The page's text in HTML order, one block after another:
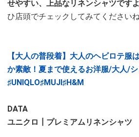
せやすい、上品なリネンシャツですよ
ひ店頭でチェックしてみてくださいね
【大人の普段着】大人のヘビロテ服
か素敵！夏まで使えるお洋服/大人/
♯UNIQLO♯MUJI♯H&M
DATA
ユニクロ┃プレミアムリネンシャツ